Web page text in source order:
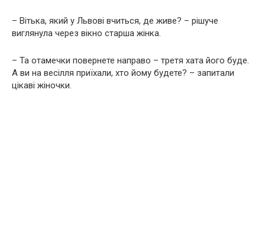
– Вітька, який у Львові вчиться, де живе? – рішуче
виглянула через вікно старша жінка.
– Та отамечки повернете направо – третя хата його буде.
А ви на весілля приїхали, хто йому будете? – запитали
цікаві жіночки.